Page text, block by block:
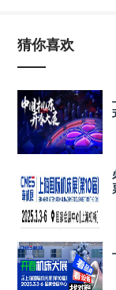
猜你喜欢